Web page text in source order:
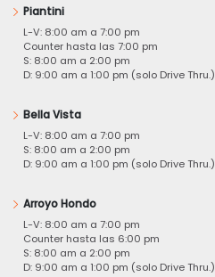
Piantini
L-V: 8:00 am a 7:00 pm
Counter hasta las 7:00 pm
S: 8:00 am a 2:00 pm
D: 9:00 am a 1:00 pm (solo Drive Thru.)
Bella Vista
L-V: 8:00 am a 7:00 pm
S: 8:00 am a 2:00 pm
D: 9:00 am a 1:00 pm (solo Drive Thru.)
Arroyo Hondo
L-V: 8:00 am a 7:00 pm
Counter hasta las 6:00 pm
S: 8:00 am a 2:00 pm
D: 9:00 am a 1:00 pm (solo Drive Thru.)